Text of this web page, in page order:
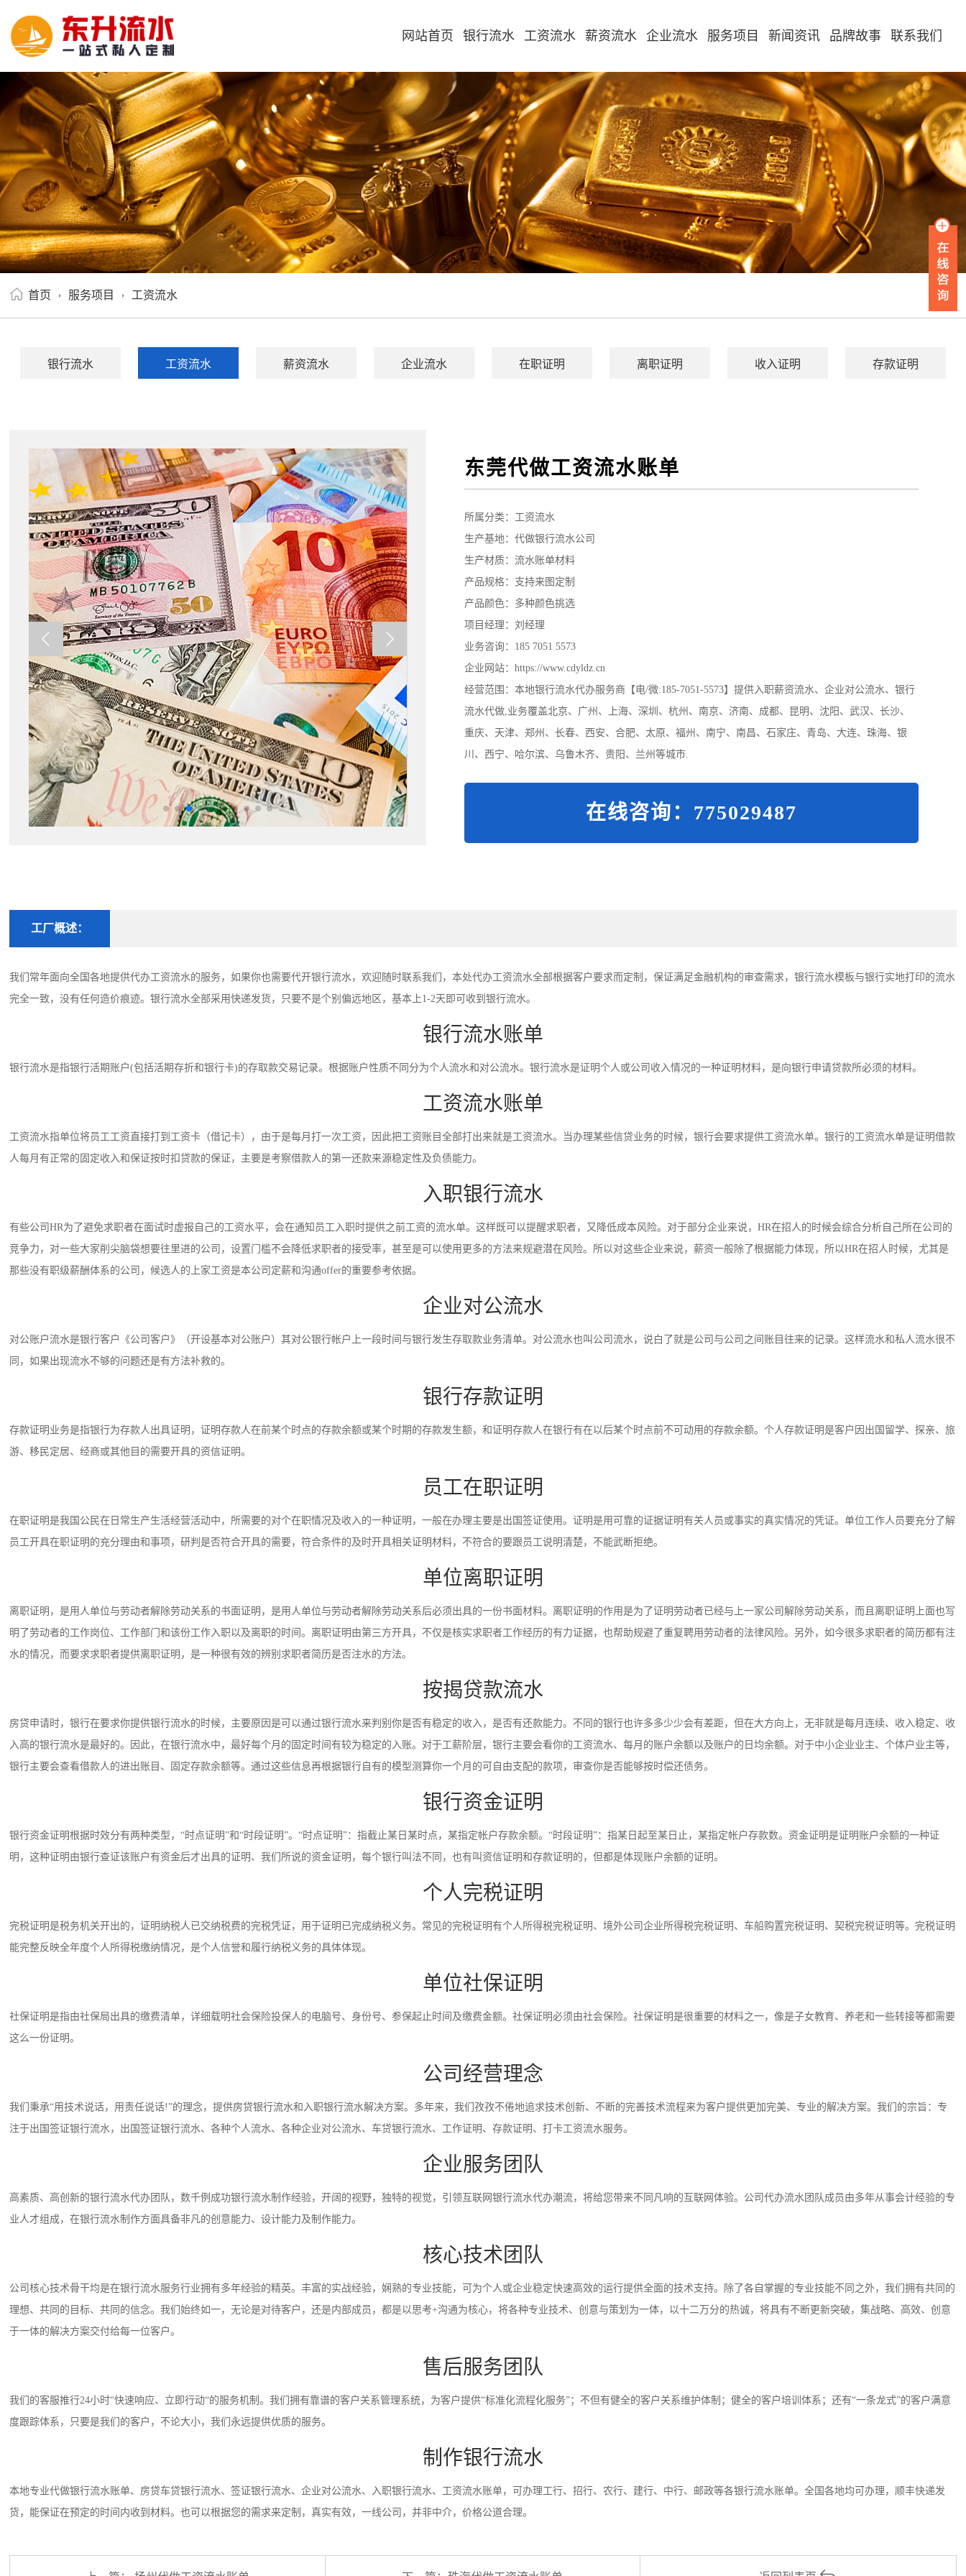
网站首页 银行流水 工资流水 薪资流水 企业流水 服务项目 新闻资讯 品牌故事 联系我们
首页 服务项目 工资流水
银行流水 工资流水 薪资流水 企业流水 在职证明 离职证明 收入证明 存款证明
东莞代做工资流水账单
所属分类： 工资流水
生产基地：代做银行流水公司
生产材质：流水账单材料
产品规格：支持来图定制
产品颜色：多种颜色挑选
项目经理：刘经理
业务咨询：185 7051 5573
企业网站：https://www.cdyldz.cn
经营范围：本地银行流水代办服务商【电/微:185-7051-5573】提供入职薪资流水、企业对公流水、银行
流水代做,业务覆盖北京、广州、上海、深圳、杭州、南京、济南、成都、昆明、沈阳、武汉、长沙、
重庆、天津、郑州、长春、西安、合肥、太原、福州、南宁、南昌、石家庄、青岛、大连、珠海、银
川、西宁、哈尔滨、乌鲁木齐、贵阳、兰州等城市.
在线咨询：775029487
工厂概述：
我们常年面向全国各地提供代办工资流水的服务，如果你也需要代开银行流水，欢迎随时联系我们，本处代办工资流水全部根据客户要求而定制，保证满足金融机构的审查需求，银行流水模板与银行实地打印的流水
完全一致，没有任何造价痕迹。银行流水全部采用快递发货，只要不是个别偏远地区，基本上1-2天即可收到银行流水。
银行流水账单
银行流水是指银行活期账户(包括活期存折和银行卡)的存取款交易记录。根据账户性质不同分为个人流水和对公流水。银行流水是证明个人或公司收入情况的一种证明材料，是向银行申请贷款所必须的材料。
工资流水账单
工资流水指单位将员工工资直接打到工资卡（借记卡），由于是每月打一次工资，因此把工资账目全部打出来就是工资流水。当办理某些信贷业务的时候，银行会要求提供工资流水单。银行的工资流水单是证明借款
人每月有正常的固定收入和保证按时扣贷款的保证，主要是考察借款人的第一还款来源稳定性及负债能力。
入职银行流水
有些公司HR为了避免求职者在面试时虚报自己的工资水平，会在通知员工入职时提供之前工资的流水单。这样既可以提醒求职者，又降低成本风险。对于部分企业来说，HR在招人的时候会综合分析自己所在公司的
竞争力，对一些大家削尖脑袋想要往里进的公司，设置门槛不会降低求职者的接受率，甚至是可以使用更多的方法来规避潜在风险。所以对这些企业来说，薪资一般除了根据能力体现，所以HR在招人时候，尤其是
那些没有职级薪酬体系的公司，候选人的上家工资是本公司定薪和沟通offer的重要参考依据。
企业对公流水
对公账户流水是银行客户《公司客户》（开设基本对公账户）其对公银行帐户上一段时间与银行发生存取款业务清单。对公流水也叫公司流水，说白了就是公司与公司之间账目往来的记录。这样流水和私人流水很不
同，如果出现流水不够的问题还是有方法补救的。
银行存款证明
存款证明业务是指银行为存款人出具证明，证明存款人在前某个时点的存款余额或某个时期的存款发生额，和证明存款人在银行有在以后某个时点前不可动用的存款余额。个人存款证明是客户因出国留学、探亲、旅
游、移民定居、经商或其他目的需要开具的资信证明。
员工在职证明
在职证明是我国公民在日常生产生活经营活动中，所需要的对个在职情况及收入的一种证明，一般在办理主要是出国签证使用。证明是用可靠的证据证明有关人员或事实的真实情况的凭证。单位工作人员要充分了解
员工开具在职证明的充分理由和事项，研判是否符合开具的需要，符合条件的及时开具相关证明材料，不符合的要跟员工说明清楚，不能武断拒绝。
单位离职证明
离职证明，是用人单位与劳动者解除劳动关系的书面证明，是用人单位与劳动者解除劳动关系后必须出具的一份书面材料。离职证明的作用是为了证明劳动者已经与上一家公司解除劳动关系，而且离职证明上面也写
明了劳动者的工作岗位、工作部门和该份工作入职以及离职的时间。离职证明由第三方开具，不仅是核实求职者工作经历的有力证据，也帮助规避了重复聘用劳动者的法律风险。另外，如今很多求职者的简历都有注
水的情况，而要求求职者提供离职证明，是一种很有效的辨别求职者简历是否注水的方法。
按揭贷款流水
房贷申请时，银行在要求你提供银行流水的时候，主要原因是可以通过银行流水来判别你是否有稳定的收入，是否有还款能力。不同的银行也许多多少少会有差距，但在大方向上，无非就是每月连续、收入稳定、收
入高的银行流水是最好的。因此，在银行流水中，最好每个月的固定时间有较为稳定的入账。对于工薪阶层，银行主要会看你的工资流水、每月的账户余额以及账户的日均余额。对于中小企业业主、个体户业主等，
银行主要会查看借款人的进出账目、固定存款余额等。通过这些信息再根据银行自有的模型测算你一个月的可自由支配的款项，审查你是否能够按时偿还债务。
银行资金证明
银行资金证明根据时效分有两种类型，“时点证明”和“时段证明”。“时点证明”：指截止某日某时点，某指定帐户存款余额。“时段证明”：指某日起至某日止，某指定帐户存款数。资金证明是证明账户余额的一种证
明，这种证明由银行查证该账户有资金后才出具的证明、我们所说的资金证明，每个银行叫法不同，也有叫资信证明和存款证明的，但都是体现账户余额的证明。
个人完税证明
完税证明是税务机关开出的，证明纳税人已交纳税费的完税凭证，用于证明已完成纳税义务。常见的完税证明有个人所得税完税证明、境外公司企业所得税完税证明、车船购置完税证明、契税完税证明等。完税证明
能完整反映全年度个人所得税缴纳情况，是个人信誉和履行纳税义务的具体体现。
单位社保证明
社保证明是指由社保局出具的缴费清单，详细载明社会保险投保人的电脑号、身份号、参保起止时间及缴费金额。社保证明必须由社会保险。社保证明是很重要的材料之一，像是子女教育、养老和一些转接等都需要
这么一份证明。
公司经营理念
我们秉承“用技术说话，用责任说话!”的理念，提供房贷银行流水和入职银行流水解决方案。多年来，我们孜孜不倦地追求技术创新、不断的完善技术流程来为客户提供更加完美、专业的解决方案。我们的宗旨：专
注于出国签证银行流水，出国签证银行流水、各种个人流水、各种企业对公流水、车贷银行流水、工作证明、存款证明、打卡工资流水服务。
企业服务团队
高素质、高创新的银行流水代办团队，数千例成功银行流水制作经验，开阔的视野，独特的视觉，引领互联网银行流水代办潮流，将给您带来不同凡响的互联网体验。公司代办流水团队成员由多年从事会计经验的专
业人才组成，在银行流水制作方面具备非凡的创意能力、设计能力及制作能力。
核心技术团队
公司核心技术骨干均是在银行流水服务行业拥有多年经验的精英。丰富的实战经验，娴熟的专业技能，可为个人或企业稳定快速高效的运行提供全面的技术支持。除了各自掌握的专业技能不同之外，我们拥有共同的
理想、共同的目标、共同的信念。我们始终如一，无论是对待客户，还是内部成员，都是以思考+沟通为核心，将各种专业技术、创意与策划为一体，以十二万分的热诚，将具有不断更新突破，集战略、高效、创意
于一体的解决方案交付给每一位客户。
售后服务团队
我们的客服推行24小时“快速响应、立即行动“的服务机制。我们拥有靠谱的客户关系管理系统，为客户提供“标准化流程化服务”；不但有健全的客户关系维护体制；健全的客户培训体系；还有“一条龙式”的客户满意
度跟踪体系，只要是我们的客户，不论大小，我们永远提供优质的服务。
制作银行流水
本地专业代做银行流水账单、房贷车贷银行流水、签证银行流水、企业对公流水、入职银行流水、工资流水账单，可办理工行、招行、农行、建行、中行、邮政等各银行流水账单。全国各地均可办理，顺丰快递发
货，能保证在预定的时间内收到材料。也可以根据您的需求来定制，真实有效，一线公司，并非中介，价格公道合理。